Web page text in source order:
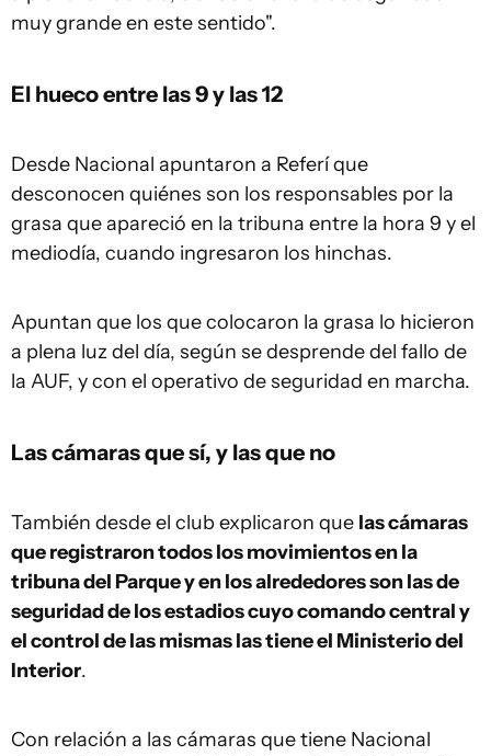
muy grande en este sentido".
El hueco entre las 9 y las 12
Desde Nacional apuntaron a Referí que
desconocen quiénes son los responsables por la
grasa que apareció en la tribuna entre la hora 9 y el
mediodía, cuando ingresaron los hinchas.
Apuntan que los que colocaron la grasa lo hicieron
a plena luz del día, según se desprende del fallo de
la AUF, y con el operativo de seguridad en marcha.
Las cámaras que sí, y las que no
También desde el club explicaron que las cámaras
que registraron todos los movimientos en la
tribuna del Parque y en los alrededores son las de
seguridad de los estadios cuyo comando central y
el control de las mismas las tiene el Ministerio del
Interior.
Con relación a las cámaras que tiene Nacional